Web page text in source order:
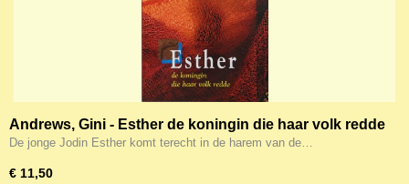
Andrews, Gini - Esther de koningin die haar volk redde
De jonge Jodin Esther komt terecht in de harem van de…
€ 11,50